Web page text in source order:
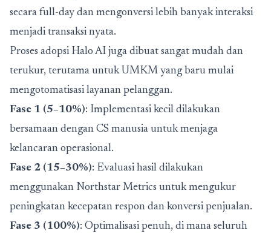
secara full-day dan mengonversi lebih banyak interaksi
menjadi transaksi nyata.
Proses adopsi Halo AI juga dibuat sangat mudah dan
terukur, terutama untuk UMKM yang baru mulai
mengotomatisasi layanan pelanggan.
Fase 1 (5–10%): Implementasi kecil dilakukan
bersamaan dengan CS manusia untuk menjaga
kelancaran operasional.
Fase 2 (15–30%): Evaluasi hasil dilakukan
menggunakan Northstar Metrics untuk mengukur
peningkatan kecepatan respon dan konversi penjualan.
Fase 3 (100%): Optimalisasi penuh, di mana seluruh